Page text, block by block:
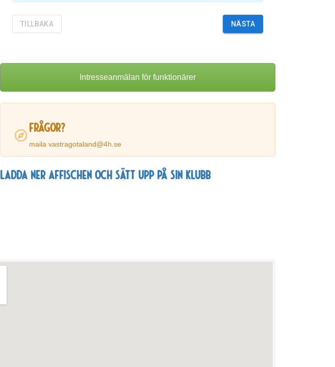
TILLBAKA NÄSTA
Intresseanmälan för funktionärer
Frågor?
maila vastragotaland@4h.se
Ladda ner affischen och sätt upp på sin klubb